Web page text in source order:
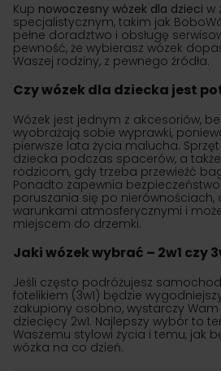
Kup nowoczesny wózek dla dzieci w
specjalistycznym, takim jak
pełne doradztwo i obsługę
pewność, że wybierasz wózek
Waszej rodziny, z pewnego źródła.
Czy wózek dla dziecka jest
Wózek jest jednym z akcesoriów,
wyobrażają sobie wyprawki,
pierwsze lata życia malucha.
dziecka podczas spacerów, a
rodzicom, gdy trzeba przewieźć
Ponadto zapewnia
poruszania się po nierównościach,
warunkami atmosferycznymi i
miejscem do drzemki.
Jaki wózek wybrać – 2w1 czy
Jeśli często podróżujesz
fotelikiem (3w1) będzie
zakupiony osobno, wystarczy
dziecięcy 2w1. Najlepszy wybór to
Waszemu stylowi życia i temu, jak
wózka na co dzień.